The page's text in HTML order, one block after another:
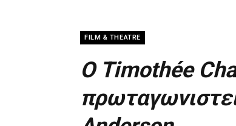
FILM & THEATRE
O Timothée